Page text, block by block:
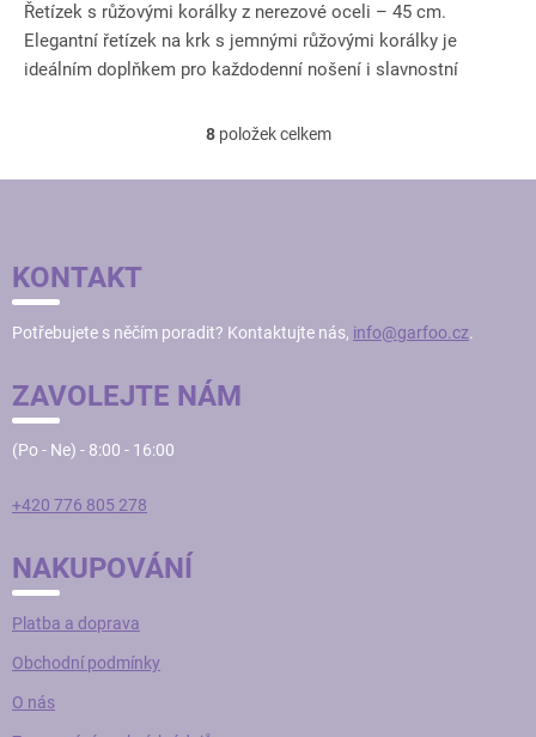
Řetízek s růžovými korálky z nerezové oceli – 45 cm.
Elegantní řetízek na krk s jemnými růžovými korálky je
ideálním doplňkem pro každodenní nošení i slavnostní
O
p
8položek celkem
A
T
KONTAKT
Potřebujete s něčím poradit? Kontaktujte nás, info@garfoo.cz.
ZAVOLEJTE NÁM
(Po - Ne) - 8:00 - 16:00
+420 776 805 278
NAKUPOVÁNÍ
Platba a doprava
Obchodní podmínky
O nás